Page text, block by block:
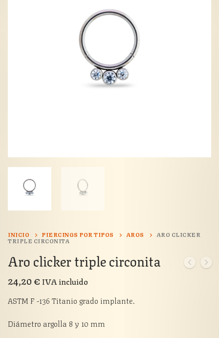
INICIO PIERCINGS POR TIPOS AROS ARO CLICKER
TRIPLE CIRCONITA
Aro clicker triple circonita
24,20€ IVA incluido
ASTM F -136 Titanio grado implante.
Diámetro argolla 8 y 10 mm